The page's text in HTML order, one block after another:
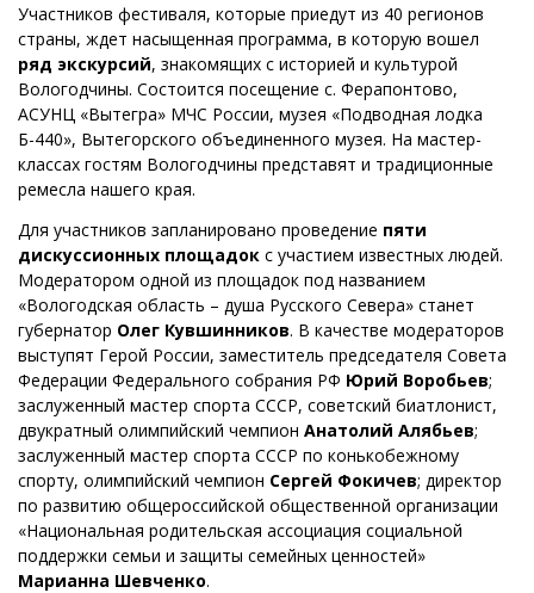
Участников фестиваля, которые приедут из 40 регионов
страны, ждет насыщенная программа, в которую вошел
ряд экскурсий, знакомящих с историей и культурой
Вологодчины. Состоится посещение с. Ферапонтово,
АСУНЦ «Вытегра» МЧС России, музея «Подводная лодка
Б-440», Вытегорского объединенного музея. На мастер-
классах гостям Вологодчины представят и традиционные
ремесла нашего края.
Для участников запланировано проведение пяти
дискуссионных площадок с участием известных людей.
Модератором одной из площадок под названием
«Вологодская область – душа Русского Севера» станет
губернатор Олег Кувшинников. В качестве модераторов
выступят Герой России, заместитель председателя Совета
Федерации Федерального собрания РФ Юрий Воробьев;
заслуженный мастер спорта СССР, советский биатлонист,
двукратный олимпийский чемпион Анатолий Алябьев;
заслуженный мастер спорта СССР по конькобежному
спорту, олимпийский чемпион Сергей Фокичев; директор
по развитию общероссийской общественной организации
«Национальная родительская ассоциация социальной
поддержки семьи и защиты семейных ценностей»
Марианна Шевченко.